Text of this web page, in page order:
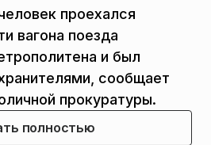
проехался
вагона поезда
и был
сообщает
прокуратуры.
полностью